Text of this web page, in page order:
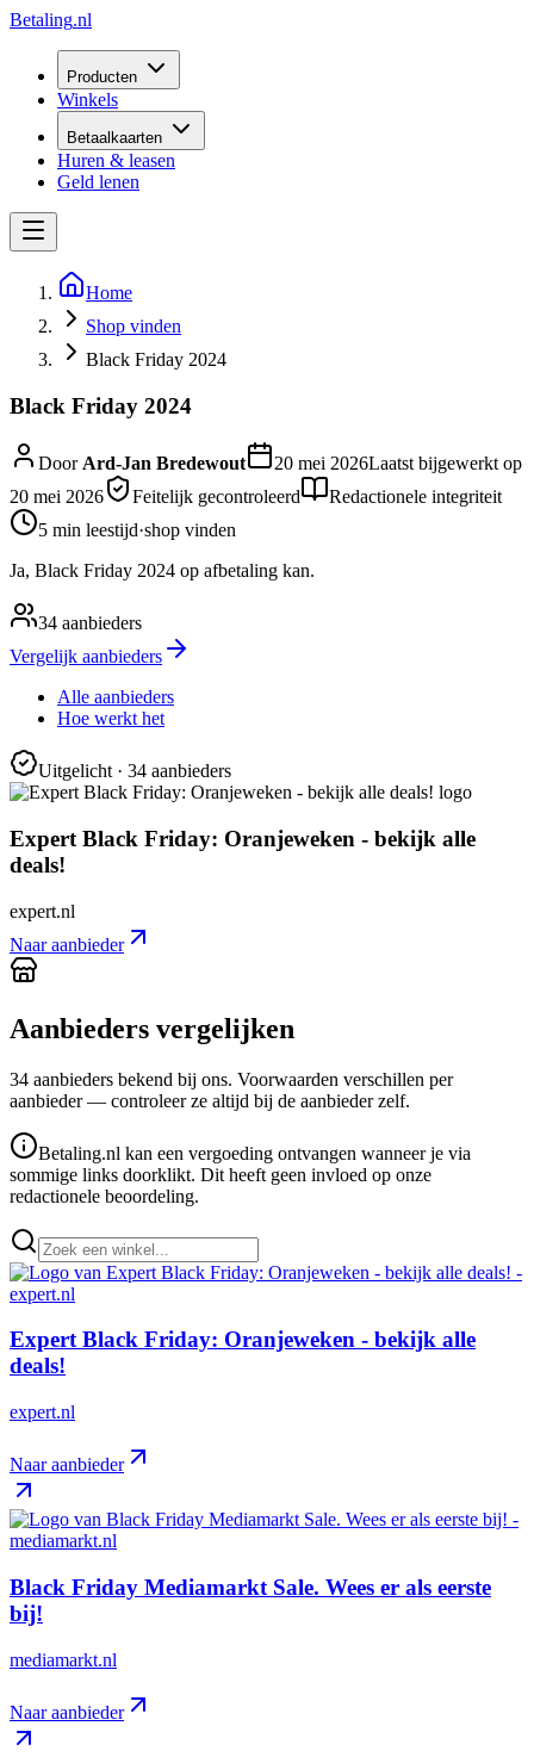
Betaling.nl
Producten
Winkels
Betaalkaarten
Huren & leasen
Geld lenen
Home
Shop vinden
Black Friday 2024
Black Friday 2024
DoorArd-Jan Bredewout 20 mei 2026Laatst bijgewerkt op
20 mei 2026
Feitelijk gecontroleerd
Redactionele integriteit
5 min leestijd·shop vinden
Ja, Black Friday 2024 op afbetaling kan.
34 aanbieders
Vergelijk aanbieders
Alle aanbieders
Hoe werkt het
Uitgelicht· 34 aanbieders
Expert Black Friday: Oranjeweken - bekijk alle
deals!
expert.nl
Naar aanbieder
Aanbieders vergelijken
34 aanbieders bekend bij ons. Voorwaarden verschillen per
aanbieder — controleer ze altijd bij de aanbieder zelf.
Betaling.nl kan een vergoeding ontvangen wanneer je via
sommige links doorklikt. Dit heeft geen invloed op onze
redactionele beoordeling.
Expert Black Friday: Oranjeweken - bekijk alle
deals!
expert.nl
Naar aanbieder
Black Friday Mediamarkt Sale. Wees er als eerste
bij!
mediamarkt.nl
Naar aanbieder